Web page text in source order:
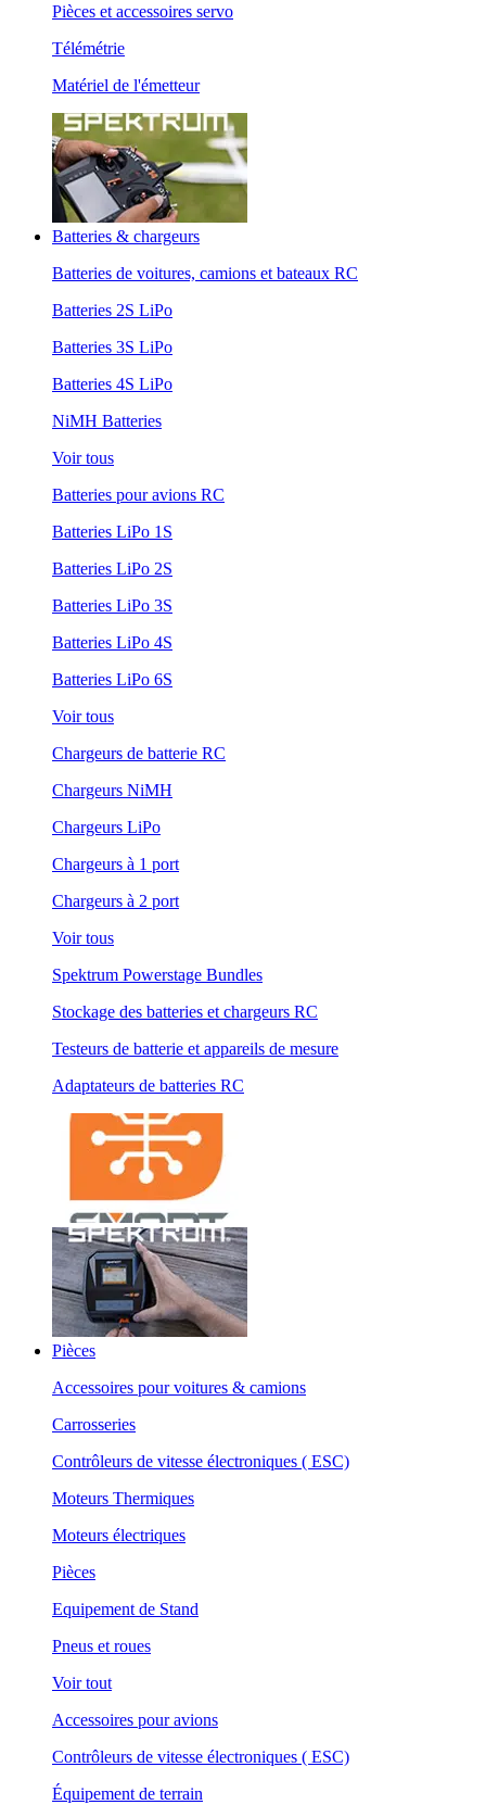
Pièces et accessoires servo
Télémétrie
Matériel de l'émetteur
Batteries & chargeurs
Batteries de voitures, camions et bateaux RC
Batteries 2S LiPo
Batteries 3S LiPo
Batteries 4S LiPo
NiMH Batteries
Voir tous
Batteries pour avions RC
Batteries LiPo 1S
Batteries LiPo 2S
Batteries LiPo 3S
Batteries LiPo 4S
Batteries LiPo 6S
Voir tous
Chargeurs de batterie RC
Chargeurs NiMH
Chargeurs LiPo
Chargeurs à 1 port
Chargeurs à 2 port
Voir tous
Spektrum Powerstage Bundles
Stockage des batteries et chargeurs RC
Testeurs de batterie et appareils de mesure
Adaptateurs de batteries RC
Pièces
Accessoires pour voitures & camions
Carrosseries
Contrôleurs de vitesse électroniques ( ESC)
Moteurs Thermiques
Moteurs électriques
Pièces
Equipement de Stand
Pneus et roues
Voir tout
Accessoires pour avions
Contrôleurs de vitesse électroniques ( ESC)
Équipement de terrain